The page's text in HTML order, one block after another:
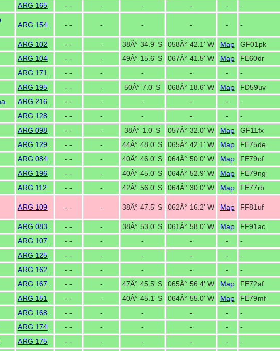
ARG 165 - - - - - - -
ARG 154 - - - - - - -
ARG 102 - - - 38Â° 34.9' S 058Â° 42.1' W Map GF01pk
ARG 104 - - - 49Â° 15.6' S 067Â° 41.5' W Map FE60dr
ARG 171 - - - - - - -
ARG 195 - - - 50Â° 7.0' S 068Â° 18.6' W Map FD59uv
ARG 216 - - - - - - -
ARG 128 - - - - - - -
ARG 098 - - - 38Â° 1.0' S 057Â° 32.0' W Map GF11fx
ARG 129 - - - 44Â° 48.0' S 065Â° 42.1' W Map FE75de
ARG 084 - - - 40Â° 46.0' S 064Â° 50.0' W Map FE79of
ARG 196 - - - 40Â° 45.0' S 064Â° 52.9' W Map FE79ng
ARG 112 - - - 42Â° 56.0' S 064Â° 30.0' W Map FE77rb
ARG 109 - - - 38Â° 47.5' S 062Â° 16.2' W Map FF81uf
ARG 083 - - - 38Â° 53.0' S 061Â° 58.0' W Map FF91ac
ARG 107 - - - - - - -
ARG 125 - - - - - - -
ARG 162 - - - - - - -
ARG 167 - - - 47Â° 45.5' S 065Â° 56.4' W Map FE72af
ARG 151 - - - 40Â° 45.1' S 064Â° 55.0' W Map FE79mf
ARG 168 - - - - - - -
ARG 174 - - - - - - -
ARG 175 - - - - - - -